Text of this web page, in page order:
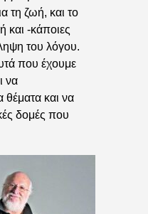
τη ζωή, και το
και -κάποιες
του λόγου.
που έχουμε
να
και να
δομές που